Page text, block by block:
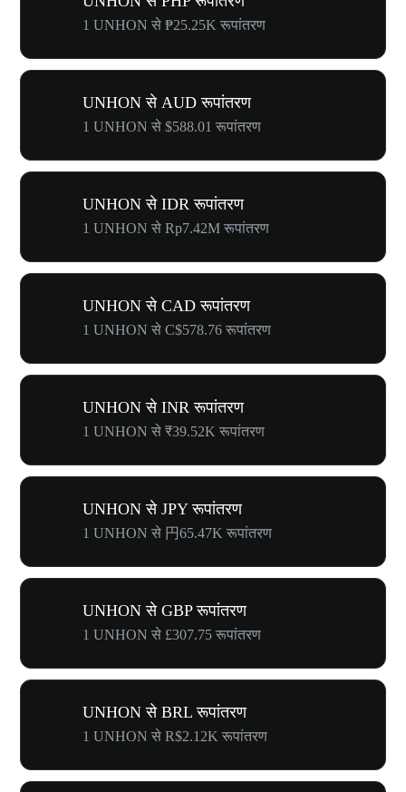
1 UNHON से ₱25.25K रूपांतरण
UNHON से AUD रूपांतरण
1 UNHON से $588.01 रूपांतरण
UNHON से IDR रूपांतरण
1 UNHON से Rp7.42M रूपांतरण
UNHON से CAD रूपांतरण
1 UNHON से C$578.76 रूपांतरण
UNHON से INR रूपांतरण
1 UNHON से ₹39.52K रूपांतरण
UNHON से JPY रूपांतरण
1 UNHON से 円65.47K रूपांतरण
UNHON से GBP रूपांतरण
1 UNHON से £307.75 रूपांतरण
UNHON से BRL रूपांतरण
1 UNHON से R$2.12K रूपांतरण